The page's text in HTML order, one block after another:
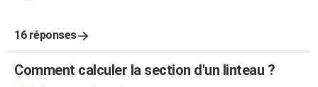
16 réponses
Comment calculer la section d'un linteau ?